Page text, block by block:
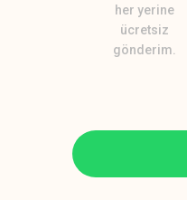
her yerine
ücretsiz
gönderim.